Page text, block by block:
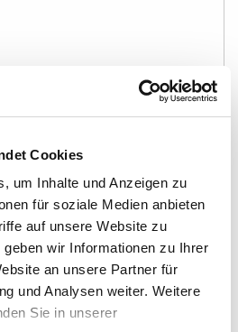
Cookies
um Inhalte und Anzeigen zu
für soziale Medien anbieten
auf unsere Website zu
wir Informationen zu Ihrer
an unsere Partner für
und Analysen weiter. Weitere
Sie in unserer